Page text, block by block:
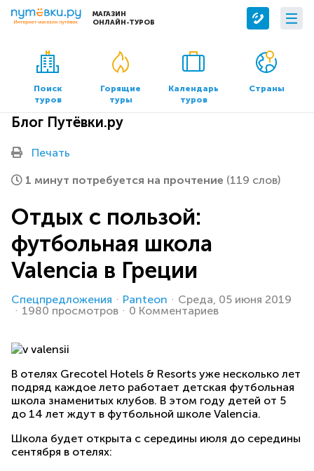
МАГАЗИН
ОНЛАЙН-ТУРОВ
Сервисы
Бронирование отелей
Трансфер
Страхование
О компании
О нас
Контакты
Поиск
туров
Горящие
туры
Календарь
туров
Страны
Блог Путёвки.ру
Печать
1 минут потребуется на прочтение (119 слов)
Отдых с пользой:
футбольная школа
Valencia в Греции
Спецпредложения Panteon
Среда, 05 июня 2019
1980 просмотров
0 Комментариев
В отелях Grecotel Hotels & Resorts уже несколько лет
подряд каждое лето работает детская футбольная
школа знаменитых клубов. В этом году детей от 5
до 14 лет ждут в футбольной школе Valencia.
Школа будет открыта с середины июля до середины
сентября в отелях: